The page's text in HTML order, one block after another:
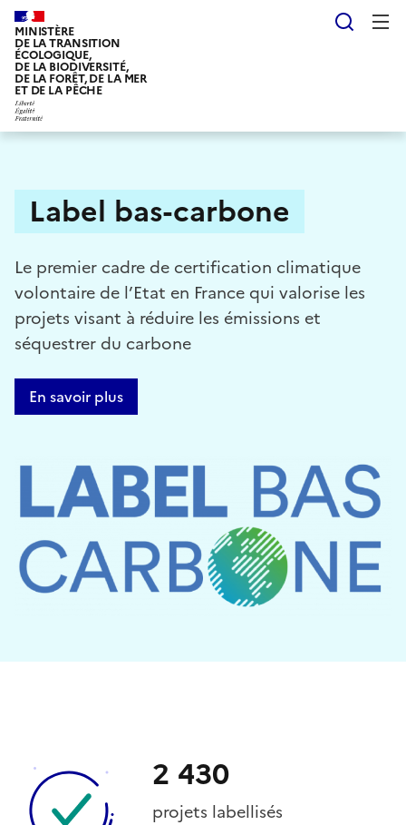
Aller
au
contenu
principal
MINISTÈRE
DE LA TRANSITION
ÉCOLOGIQUE,
DE LA BIODIVERSITÉ,
DE LA FORÊT, DE LA MER
ET DE LA PÊCHE
Label bas-carbone
Le premier cadre de certification climatique
volontaire de l’Etat en France qui valorise les
projets visant à réduire les émissions et
séquestrer du carbone
En savoir plus
2 430
projets labellisés